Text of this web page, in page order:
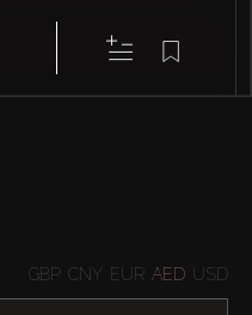
GBP CNY EUR AED USD